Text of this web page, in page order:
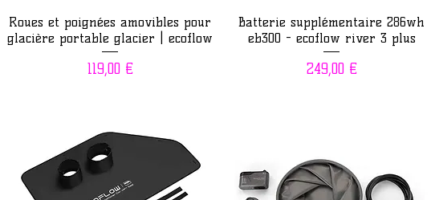
Aperçu rapide
Roues et poignées amovibles pour
glacière portable glacier | ecoflow
Prix
119,00 €
Aperçu rapide
Batterie supplémentaire 286wh
eb300 - ecoflow river 3 plus
Prix
249,00 €